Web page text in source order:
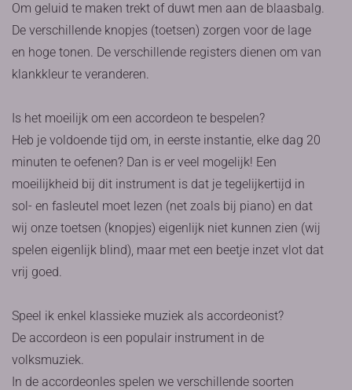
Om geluid te maken trekt of duwt men aan de blaasbalg.
De verschillende knopjes (toetsen) zorgen voor de lage
en hoge tonen. De verschillende registers dienen om van
klankkleur te veranderen.
Is het moeilijk om een accordeon te bespelen?
Heb je voldoende tijd om, in eerste instantie, elke dag 20
minuten te oefenen? Dan is er veel mogelijk! Een
moeilijkheid bij dit instrument is dat je tegelijkertijd in
sol- en fasleutel moet lezen (net zoals bij piano) en dat
wij onze toetsen (knopjes) eigenlijk niet kunnen zien (wij
spelen eigenlijk blind), maar met een beetje inzet vlot dat
vrij goed.
Speel ik enkel klassieke muziek als accordeonist?
De accordeon is een populair instrument in de
volksmuziek.
In de accordeonles spelen we verschillende soorten